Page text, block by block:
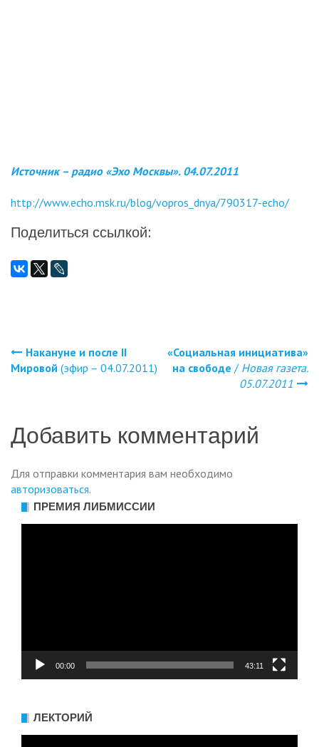
Источник – радио «Эхо Москвы». 04.07.2011
http://www.echo.msk.ru/blog/vopros_dnya/790317-echo/
Поделиться ссылкой:
Навигация
записям
Накануне и после II
Мировой (эфир – 04.07.2011)
«Социальная инициатива»
на свободе / Новая газета.
05.07.2011
Добавить комментарий
Для отправки комментария вам необходимо
авторизоваться.
ПРЕМИЯ ЛИБМИССИИ
00:00 43:11
ЛЕКТОРИЙ